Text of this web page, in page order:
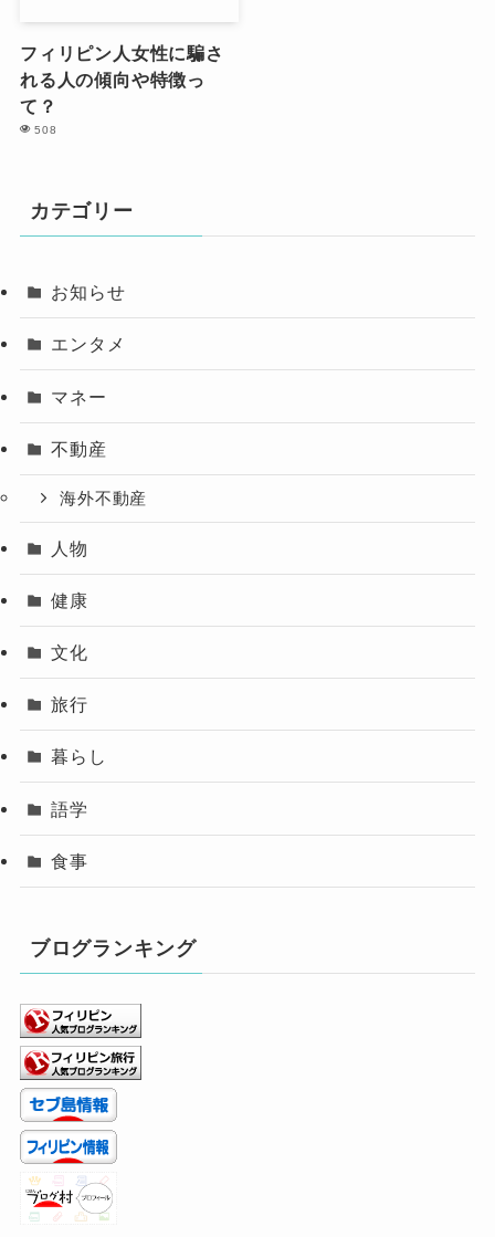
フィリピン人女性に騙さ
れる人の傾向や特徴っ
て？
508
カテゴリー
お知らせ
エンタメ
マネー
不動産
海外不動産
人物
健康
文化
旅行
暮らし
語学
食事
ブログランキング